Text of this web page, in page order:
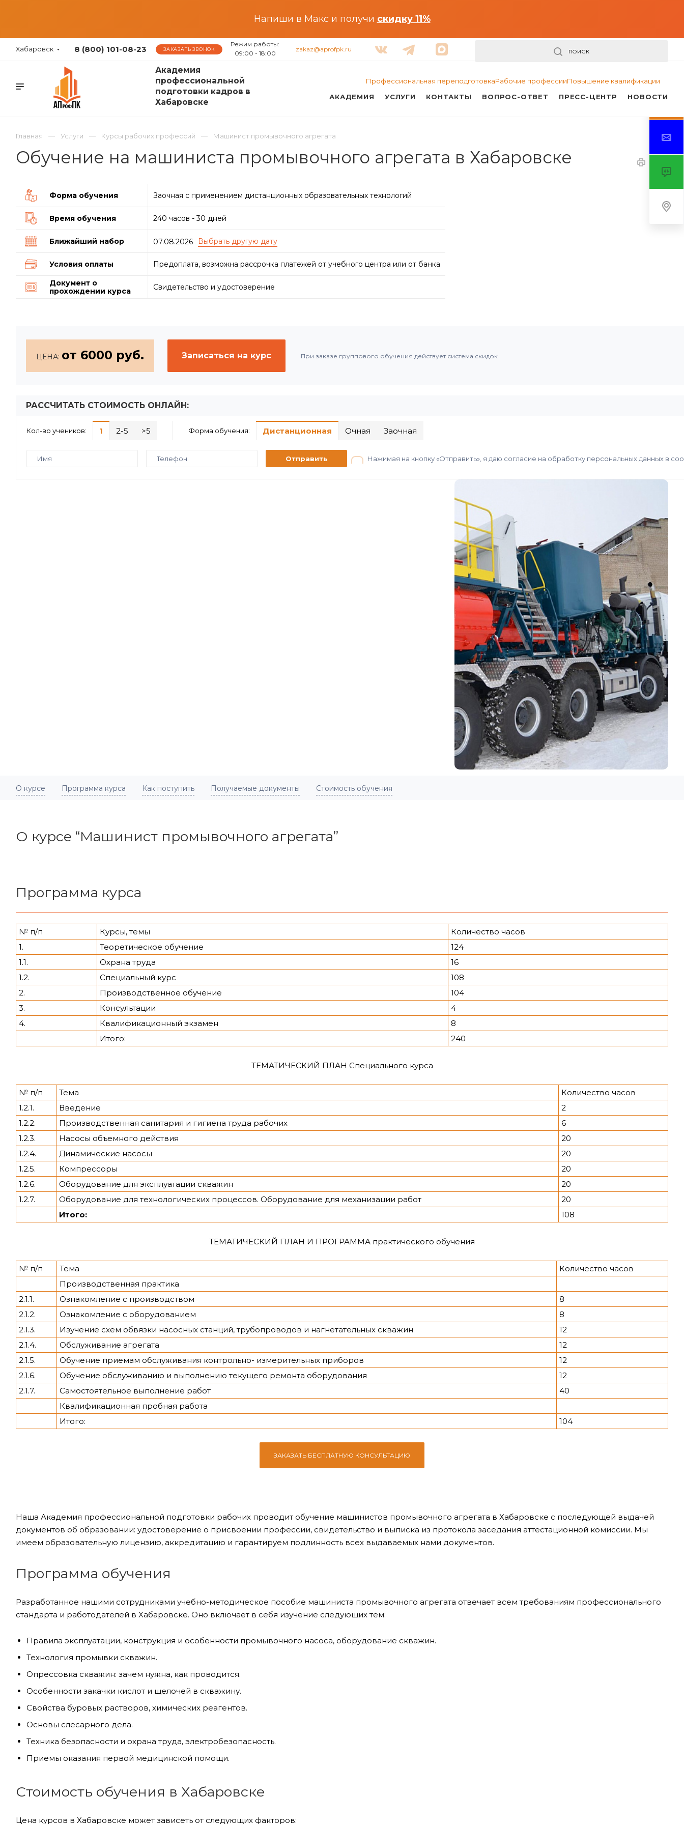
Напиши в Макс и получи скидку 11%
Хабаровск 8 (800) 101-08-23 ЗАКАЗАТЬ ЗВОНОК
Режим работы:
09:00 - 18:00
zakaz@aprofpk.ru ПОИСК
Академия
профессиональной
подготовки кадров в
Хабаровске
АКАДЕМИЯ УСЛУГИ КОНТАКТЫ ВОПРОС-ОТВЕТ ПРЕСС-ЦЕНТР НОВОСТИ
Профессиональная переподготовкаРабочие профессииПовышение квалификации
Главная Услуги Курсы рабочих профессий Машинист промывочного агрегата
Обучение на машиниста промывочного агрегата в Хабаровске
Форма обучения Заочная с применением дистанционных образовательных технологий
Время обучения 240 часов - 30 дней
Ближайший набор 07.08.2026
Условия оплаты Предоплата, возможна рассрочка платежей от учебного центра или от банка
Документ о
прохождении курса
Свидетельство и удостоверение
ЦЕНА: от 6000 руб. Записаться на курс При заказе группового обучения действует система скидок
РАССЧИТАТЬ СТОИМОСТЬ ОНЛАЙН:
Кол-во учеников: 1 2-5 >5 Форма обучения: Дистанционная Очная Заочная
Отправить Нажимая на кнопку «Отправить», я даю согласие на обработку персональных данных в
О курсе Программа курса Как поступить Получаемые документы Стоимость обучения
О курсе “Машинист промывочного агрегата”
Программа курса
№ п/п Курсы, темы
Количество часов
1.
Теоретическое обучение
124
1.1.
Охрана труда
16
1.2.
Специальный курс
108
2.
Производственное обучение
104
3.
Консультации
4
4.
Квалификационный экзамен
8
Итого:
240
ТЕМАТИЧЕСКИЙ ПЛАН Специального курса
№ п/п Тема
Количество часов
1.2.1.
Введение
2
1.2.2.
Производственная санитария и гигиена труда рабочих
6
1.2.3.
Насосы объемного действия
20
1.2.4.
Динамические насосы
20
1.2.5.
Компрессоры
20
1.2.6.
Оборудование для эксплуатации скважин
20
1.2.7.
Оборудование для технологических процессов. Оборудование для механизации работ
20
Итого:
108
ТЕМАТИЧЕСКИЙ ПЛАН И ПРОГРАММА практического обучения
№ п/п Тема
Количество часов
Производственная практика
2.1.1.
Ознакомление с производством
8
2.1.2.
Ознакомление с оборудованием
8
2.1.3.
Изучение схем обвязки насосных станций, трубопроводов и нагнетательных скважин
12
2.1.4.
Обслуживание агрегата
12
2.1.5.
Обучение приемам обслуживания контрольно- измерительных приборов
12
2.1.6.
Обучение обслуживанию и выполнению текущего ремонта оборудования
12
2.1.7.
Самостоятельное выполнение работ
40
Квалификационная пробная работа
Итого:
104
ЗАКАЗАТЬ БЕСПЛАТНУЮ КОНСУЛЬТАЦИЮ
Наша Академия профессиональной подготовки рабочих проводит обучение машинистов промывочного агрегата в Хабаровске с последующей выдачей
документов об образовании: удостоверение о присвоении профессии, свидетельство и выписка из протокола заседания аттестационной комиссии. Мы
имеем образовательную лицензию, аккредитацию и гарантируем подлинность всех выдаваемых нами документов.
Программа обучения
Разработанное нашими сотрудниками учебно-методическое пособие машиниста промывочного агрегата отвечает всем требованиям профессионального
стандарта и работодателей в Хабаровске. Оно включает в себя изучение следующих тем:
Правила эксплуатации, конструкция и особенности промывочного насоса, оборудование скважин.
Технология промывки скважин.
Опрессовка скважин: зачем нужна, как проводится.
Особенности закачки кислот и щелочей в скважину.
Свойства буровых растворов, химических реагентов.
Основы слесарного дела.
Техника безопасности и охрана труда, электробезопасность.
Приемы оказания первой медицинской помощи.
Стоимость обучения в Хабаровске
Цена курсов в Хабаровске может зависеть от следующих факторов: